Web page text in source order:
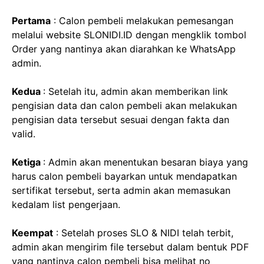
Pertama : Calon pembeli melakukan pemesangan
melalui website SLONIDI.ID dengan mengklik tombol
Order yang nantinya akan diarahkan ke WhatsApp
admin.
Kedua : Setelah itu, admin akan memberikan link
pengisian data dan calon pembeli akan melakukan
pengisian data tersebut sesuai dengan fakta dan
valid.
Ketiga : Admin akan menentukan besaran biaya yang
harus calon pembeli bayarkan untuk mendapatkan
sertifikat tersebut, serta admin akan memasukan
kedalam list pengerjaan.
Keempat : Setelah proses SLO & NIDI telah terbit,
admin akan mengirim file tersebut dalam bentuk PDF
yang nantinya calon pembeli bisa melihat no